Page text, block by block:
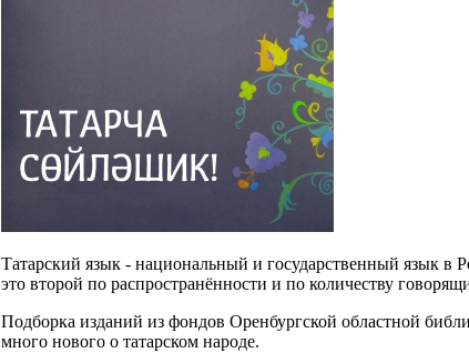
Татарский язык - национальный и государственный язык в
это второй по распространённости и по количеству
Подборка изданий из фондов Оренбургской областной
много нового о татарском народе.